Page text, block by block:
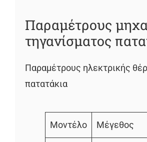
Παραμέτρους
τηγανίσματος
Παραμέτρους ηλεκτρικής
πατατάκια
Μοντέλο Μέγεθος